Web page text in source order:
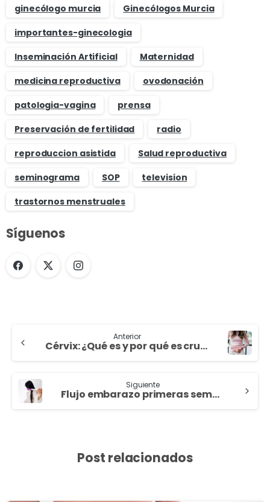
ginecólogo murcia
Ginecólogos Murcia
importantes-ginecologia
Inseminación Artificial
Maternidad
medicina reproductiva
ovodonación
patologia-vagina
prensa
Preservación de fertilidad
radio
reproduccion asistida
Salud reproductiva
seminograma
SOP
television
trastornos menstruales
Síguenos
Anterior
Cérvix: ¿Qué es y por qué es crucial para la fertilidad femenina?
Siguiente
Flujo embarazo primeras semanas: ¿Cómo es?
Post relacionados